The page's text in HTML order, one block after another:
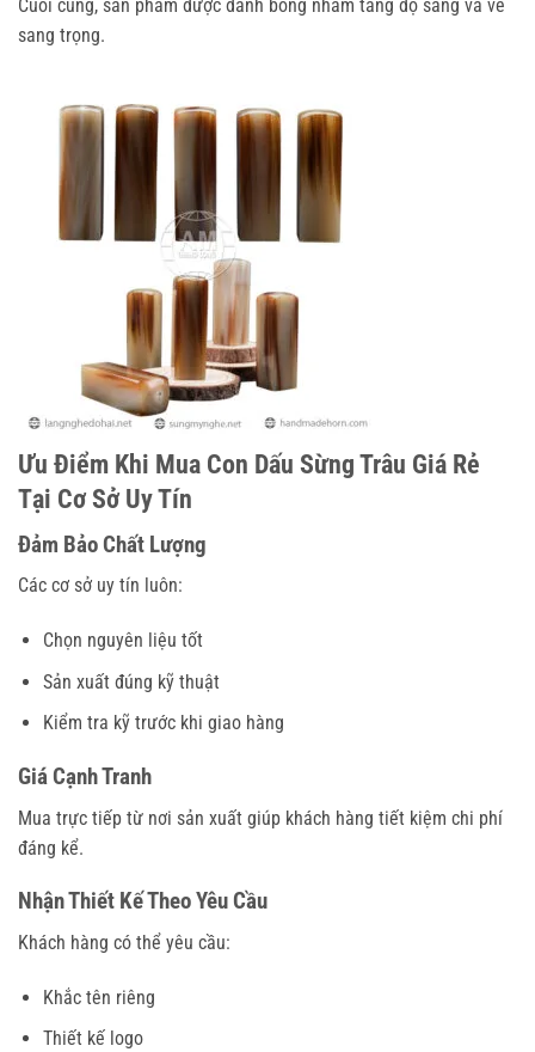
Cuối cùng, sản phẩm được đánh bóng nhằm tăng độ sáng và vẻ
sang trọng.
Ưu Điểm Khi Mua Con Dấu Sừng Trâu Giá Rẻ
Tại Cơ Sở Uy Tín
Đảm Bảo Chất Lượng
Các cơ sở uy tín luôn:
Chọn nguyên liệu tốt
Sản xuất đúng kỹ thuật
Kiểm tra kỹ trước khi giao hàng
Giá Cạnh Tranh
Mua trực tiếp từ nơi sản xuất giúp khách hàng tiết kiệm chi phí
đáng kể.
Nhận Thiết Kế Theo Yêu Cầu
Khách hàng có thể yêu cầu:
Khắc tên riêng
Thiết kế logo